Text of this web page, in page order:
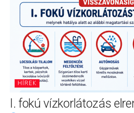
HÍREK
I. fokú vízkorlátozás